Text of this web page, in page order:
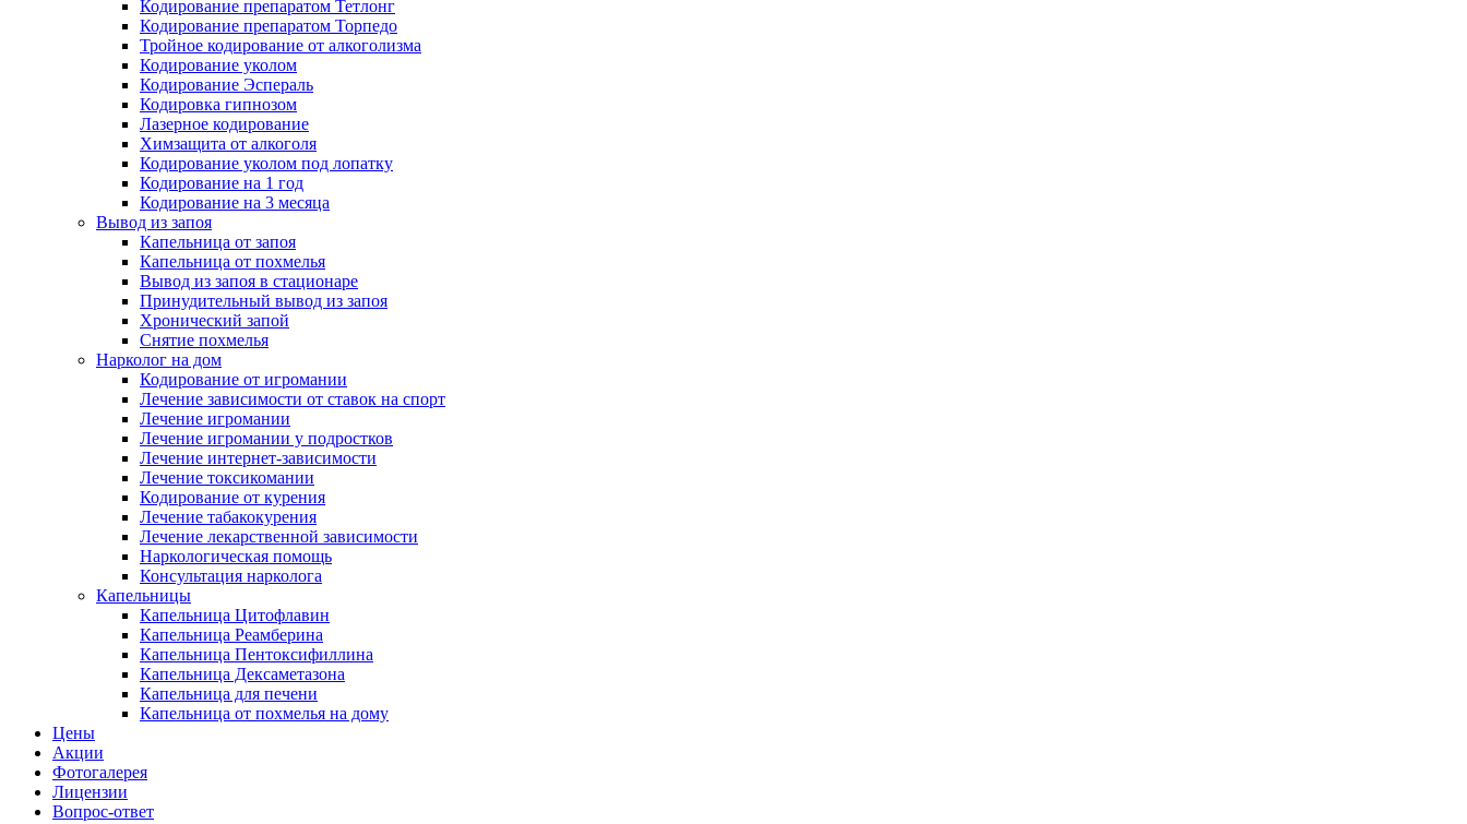
Кодирование препаратом Тетлонг
Кодирование препаратом Торпедо
Тройное кодирование от алкоголизма
Кодирование уколом
Кодирование Эспераль
Кодировка гипнозом
Лазерное кодирование
Химзащита от алкоголя
Кодирование уколом под лопатку
Кодирование на 1 год
Кодирование на 3 месяца
Вывод из запоя
Капельница от запоя
Капельница от похмелья
Вывод из запоя в стационаре
Принудительный вывод из запоя
Хронический запой
Снятие похмелья
Нарколог на дом
Кодирование от игромании
Лечение зависимости от ставок на спорт
Лечение игромании
Лечение игромании у подростков
Лечение интернет-зависимости
Лечение токсикомании
Кодирование от курения
Лечение табакокурения
Лечение лекарственной зависимости
Наркологическая помощь
Консультация нарколога
Капельницы
Капельница Цитофлавин
Капельница Реамберина
Капельница Пентоксифиллина
Капельница Дексаметазона
Капельница для печени
Капельница от похмелья на дому
Цены
Акции
Фотогалерея
Лицензии
Вопрос-ответ